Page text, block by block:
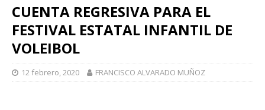
CUENTA REGRESIVA PARA EL
FESTIVAL ESTATAL INFANTIL DE
VOLEIBOL
12 febrero, 2020 FRANCISCO ALVARADO MUÑOZ